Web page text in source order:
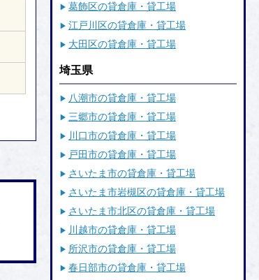
葛飾区の貸倉庫・貸工場
江戸川区の貸倉庫・貸工場
大田区の貸倉庫・貸工場
埼玉県
八潮市の貸倉庫・貸工場
三郷市の貸倉庫・貸工場
川口市の貸倉庫・貸工場
戸田市の貸倉庫・貸工場
さいたま市の貸倉庫・貸工場
さいたま市岩槻区の貸倉庫・貸工場
さいたま市北区の貸倉庫・貸工場
川越市の貸倉庫・貸工場
所沢市の貸倉庫・貸工場
春日部市の貸倉庫・貸工場